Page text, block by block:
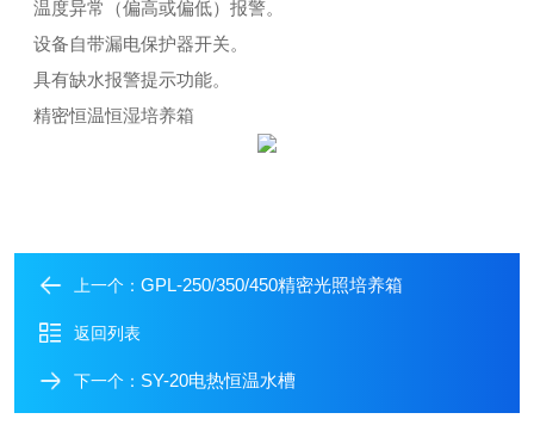
温度异常（偏高或偏低）报警。
设备自带漏电保护器开关。
具有缺水报警提示功能。
精密恒温恒湿培养箱
上一个： GPL-250/350/450精密光照培养箱
返回列表
下一个： SY-20电热恒温水槽